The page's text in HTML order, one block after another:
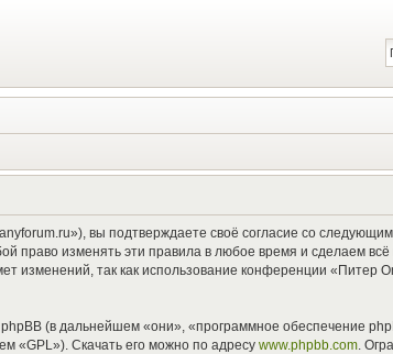
вы подтверждаете своё согласие со
право изменять эти правила в любое время и сделаем
изменений, так как использование конференции «Питер
(в дальнейшем «они», «программное обеспечение
«GPL»). Скачать его можно по адресу www.phpbb.com .